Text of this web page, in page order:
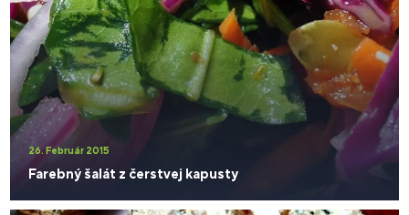
26. Február 2015
Farebný šalát z čerstvej kapusty